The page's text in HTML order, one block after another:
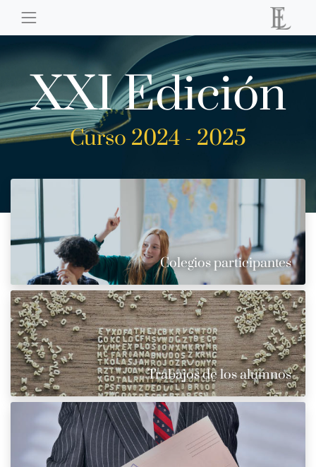
XXI Edición
Curso 2024 - 2025
Colegios participantes
Trabajos de los alumnos